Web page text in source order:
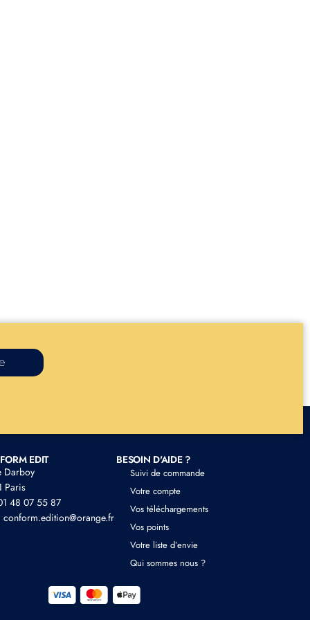
EDIT
Darboy
Paris
48 07 55 87
conform.edition@orange.fr
BESOIN D'AIDE ?
Suivi de commande
Votre compte
Vos téléchargements
Vos points
Votre liste d’envie
Qui sommes nous ?